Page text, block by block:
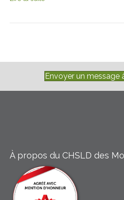
Envoyer un message
À propos du CHSLD des